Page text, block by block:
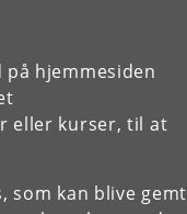
hjemmesiden
eller kurser, til at
som kan blive gemt